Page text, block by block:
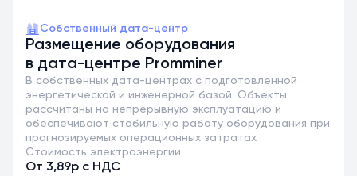
Собственный дата-центр
Размещение оборудования
в дата-центре Promminer
В собственных дата-центрах с подготовленной
энергетической и инженерной базой. Объекты
рассчитаны на непрерывную эксплуатацию и
обеспечивают стабильную работу оборудования при
прогнозируемых операционных затратах
Стоимость электроэнергии
От 3,89р с НДС